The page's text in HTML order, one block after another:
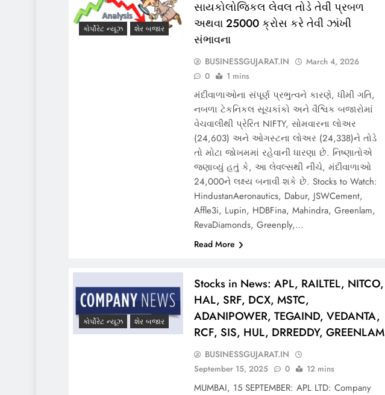
કોર્પોરેટ ન્યૂઝ શેર બજાર
સાયકોલોજિકલ લેવલ તોડે તેવી પ્રબળ
અથવા 25000 ક્રોસ કરે તેવી ઝાંખી
સંભાવના
BUSINESSGUJARAT.IN
March 4, 2026
0
1 mins
મંદીવાળાઓના સંપૂર્ણ પ્રભુત્વને કારણે, ધીમી ગતિ,
નબળા ટેકનિકલ સૂચકાંકો અને વૈશ્વિક બજારોમાં
વેચવાલીથી પ્રેરિત NIFTY, સોમવારના લોઅર
(24,603) અને ઓગસ્ટના લોઅર (24,338)ને તોડે
તો મોટા જોખમમાં રહેવાની ધારણા છે. નિષ્ણાતોએ
જણાવ્યું હતું કે, આ લેવલ્સથી નીચે, મંદીવાળાઓ
24,000ને લક્ષ્ય બનાવી શકે છે. Stocks to Watch:
HindustanAeronautics, Dabur, JSWCement,
Affle3i, Lupin, HDBFina, Mahindra, Greenlam,
RevaDiamonds, Greenply,…
Read More
કોર્પોરેટ ન્યૂઝ શેર બજાર
Stocks in News: APL, RAILTEL, NITCO,
HAL, SRF, DCX, MSTC,
ADANIPOWER, TEGAIND, VEDANTA,
RCF, SIS, HUL, DRREDDY, GREENLAM
BUSINESSGUJARAT.IN
September 15, 2025 0 12 mins
MUMBAI, 15 SEPTEMBER: APL LTD: Company